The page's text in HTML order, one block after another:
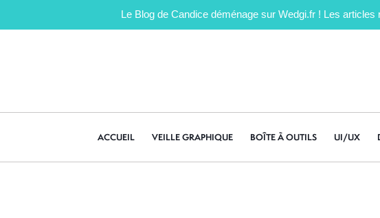
Le Blog de Candice déménage sur Wedgi.fr ! Les
ACCUEIL VEILLE GRAPHIQUE BOÎTE À OUTILS UI/UX